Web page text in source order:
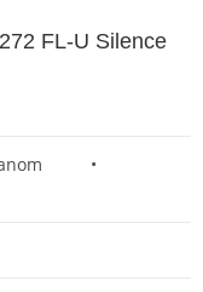
FL-U Silence
•